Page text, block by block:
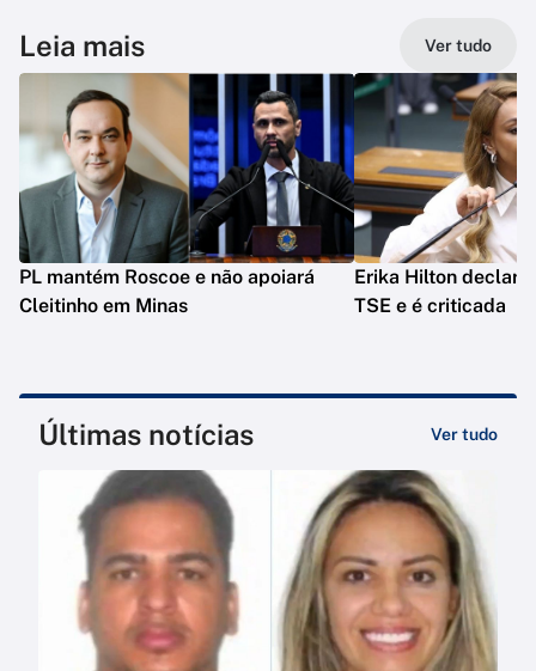
Leia mais Ver tudo
PL mantém Roscoe e não apoiará
Cleitinho em Minas
Erika Hilton declara
TSE e é criticada
Últimas notícias Ver tudo